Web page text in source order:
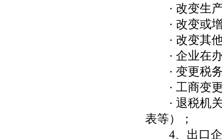
· 改变生产
· 改变或增
· 改变其他
· 企业在办
· 变更税务
· 工商变更
· 退税机关
表等）；
4、出口企